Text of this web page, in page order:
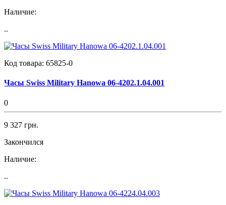
Наличие:
..
Код товара: 65825-0
Часы Swiss Military Hanowa 06-4202.1.04.001
0
9 327 грн.
Закончился
Наличие:
..